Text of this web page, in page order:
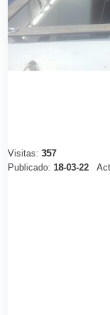
Visitas: 357
Publicado: 18-03-22